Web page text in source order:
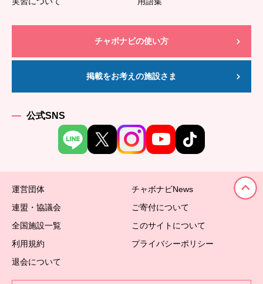
チャボナビの使い方
掲載をお考えの施設さま
公式SNS
運営団体
チャボナビNews
連盟・協議会
ご寄付について
全国施設一覧
このサイトについて
利用規約
プライバシーポリシー
退会について